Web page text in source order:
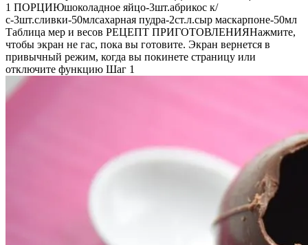
1 ПОРЦИЮшоколадное яйцо-3шт.абрикос к/
с-3шт.сливки-50млсахарная пудра-2ст.л.сыр маскарпоне-50мл
Таблица мер и весов РЕЦЕПТ ПРИГОТОВЛЕНИЯНажмите,
чтобы экран не гас, пока вы готовите. Экран вернется в
привычный режим, когда вы покинете страницу или
отключите функцию Шаг 1